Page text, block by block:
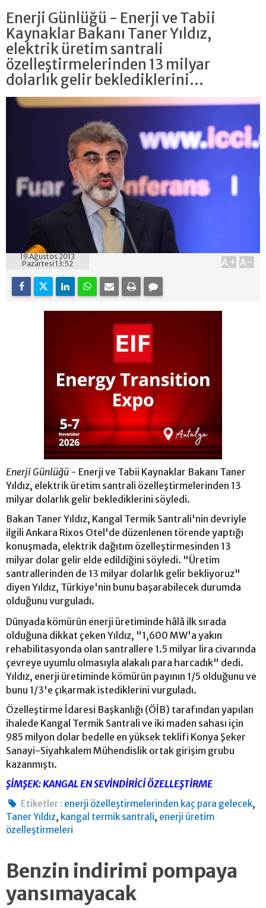
Enerji Günlüğü - Enerji ve Tabii
Kaynaklar Bakanı Taner Yıldız,
elektrik üretim santrali
özelleştirmelerinden 13 milyar
dolarlık gelir beklediklerini...
19 Ağustos 2013
Pazartesi 13:52
A+ A-
Enerji Günlüğü - Enerji ve Tabii Kaynaklar Bakanı Taner
Yıldız, elektrik üretim santrali özelleştirmelerinden 13
milyar dolarlık gelir beklediklerini söyledi.
Bakan Taner Yıldız, Kangal Termik Santrali'nin devriyle
ilgili Ankara Rixos Otel'de düzenlenen törende yaptığı
konuşmada, elektrik dağıtım özelleştirmesinden 13
milyar dolar gelir elde edildiğini söyledi. "Üretim
santrallerinden de 13 milyar dolarlık gelir bekliyoruz"
diyen Yıldız, Türkiye'nin bunu başarabilecek durumda
olduğunu vurguladı.
Dünyada kömürün enerji üretiminde hâlâ ilk sırada
olduğuna dikkat çeken Yıldız, "1,600 MW'a yakın
rehabilitasyonda olan santrallere 1.5 milyar lira civarında
çevreye uyumlu olmasıyla alakalı para harcadık" dedi.
Yıldız, enerji üretiminde kömürün payının 1/5 olduğunu ve
bunu 1/3'e çıkarmak istediklerini vurguladı.
Özelleştirme İdaresi Başkanlığı (ÖİB) tarafından yapılan
ihalede Kangal Termik Santrali ve iki maden sahası için
985 milyon dolar bedelle en yüksek teklifi Konya Şeker
Sanayi-Siyahkalem Mühendislik ortak girişim grubu
kazanmıştı.
ŞİMŞEK: KANGAL EN SEVİNDİRİCİ ÖZELLEŞTİRME
Etiketler : enerji özelleştirmelerinden kaç para gelecek,
Taner Yıldız, kangal termik santrali, enerji üretim
özelleştirmeleri
Benzin indirimi pompaya
yansımayacak